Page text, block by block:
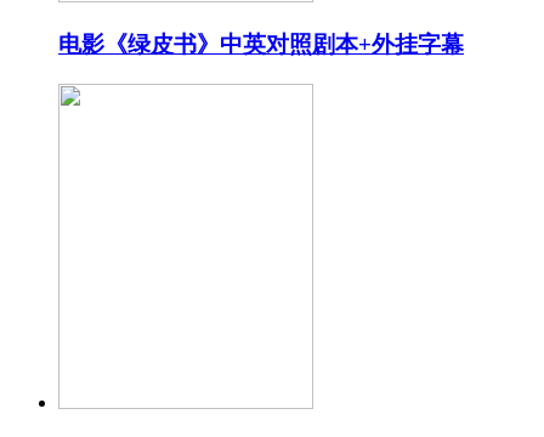
电影《绿皮书》中英对照剧本+外挂字幕